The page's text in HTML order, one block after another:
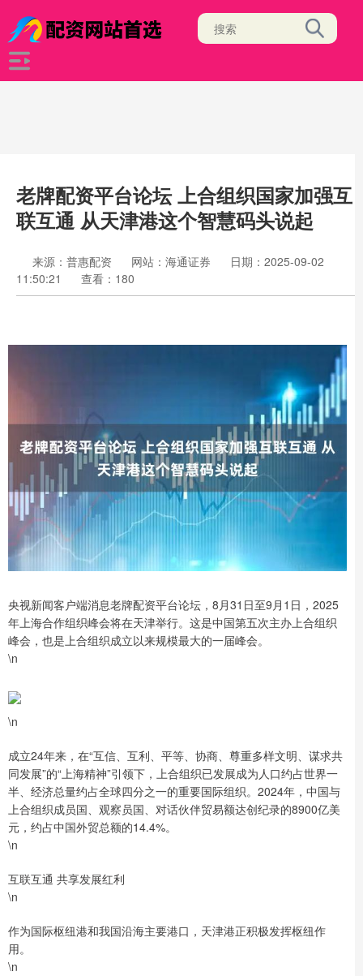
老牌配资平台论坛 上合组织国家加强互
联互通 从天津港这个智慧码头说起
来源：普惠配资 网站：海通证券
日期：2025-09-02
11:50:21
查看：180
央视新闻客户端消息老牌配资平台论坛，8月31日至9月1日，2025
年上海合作组织峰会将在天津举行。这是中国第五次主办上合组织
峰会，也是上合组织成立以来规模最大的一届峰会。
\n
\n
成立24年来，在“互信、互利、平等、协商、尊重多样文明、谋求共
同发展”的“上海精神”引领下，上合组织已发展成为人口约占世界一
半、经济总量约占全球四分之一的重要国际组织。2024年，中国与
上合组织成员国、观察员国、对话伙伴贸易额达创纪录的8900亿美
元，约占中国外贸总额的14.4%。
\n
互联互通 共享发展红利
\n
作为国际枢纽港和我国沿海主要港口，天津港正积极发挥枢纽作
用。
\n